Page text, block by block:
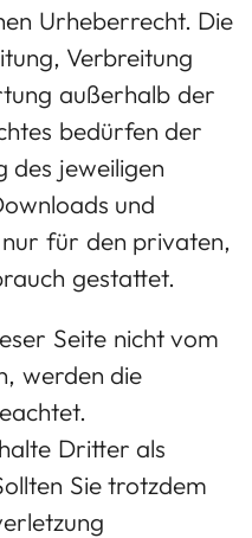
Urheberrecht. Die
Verbreitung
außerhalb der
bedürfen der
des jeweiligen
und
für den privaten,
gestattet.
Seite nicht vom
werden die
Dritter als
Sie trotzdem